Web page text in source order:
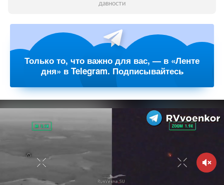
давности
Только то, что важно для вас, — в «Ленте
дня» в Telegram. Подписывайтесь